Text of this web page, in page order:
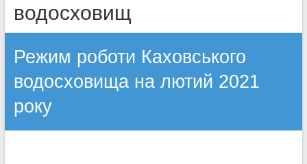
водосховищ
Режим роботи Каховського
водосховища на лютий 2021
року